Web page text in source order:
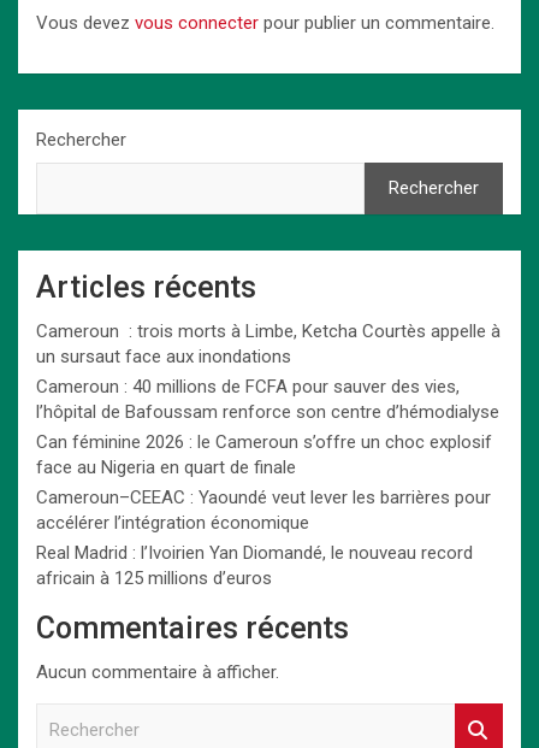
Vous devez vous connecter pour publier un commentaire.
Rechercher
Rechercher
Articles récents
Cameroun : trois morts à Limbe, Ketcha Courtès appelle à
un sursaut face aux inondations
Cameroun : 40 millions de FCFA pour sauver des vies,
l’hôpital de Bafoussam renforce son centre d’hémodialyse
Can féminine 2026 : le Cameroun s’offre un choc explosif
face au Nigeria en quart de finale
Cameroun–CEEAC : Yaoundé veut lever les barrières pour
accélérer l’intégration économique
Real Madrid : l’Ivoirien Yan Diomandé, le nouveau record
africain à 125 millions d’euros
Commentaires récents
Aucun commentaire à afficher.